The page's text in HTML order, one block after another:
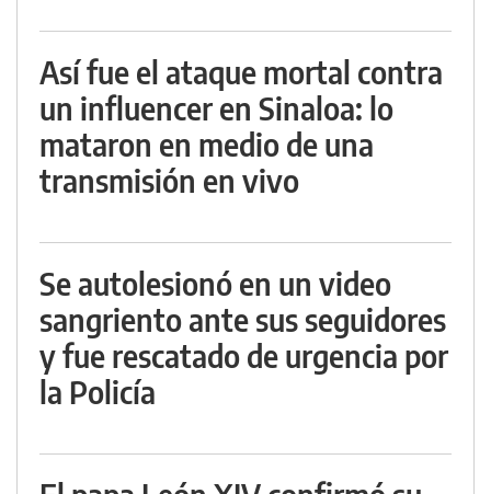
Así fue el ataque mortal contra
un influencer en Sinaloa: lo
mataron en medio de una
transmisión en vivo
Se autolesionó en un video
sangriento ante sus seguidores
y fue rescatado de urgencia por
la Policía